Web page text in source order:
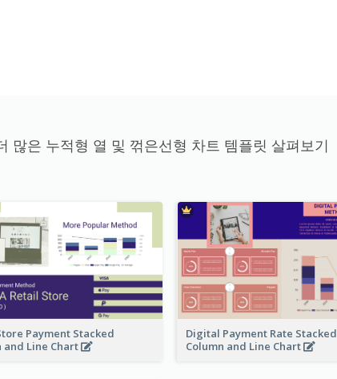
많은 누적형 열 및 꺾은선형 차트 템플릿 살펴보기
Payment Stacked
and Line Chart
Digital Payment Rate Stacked
Column and Line Chart